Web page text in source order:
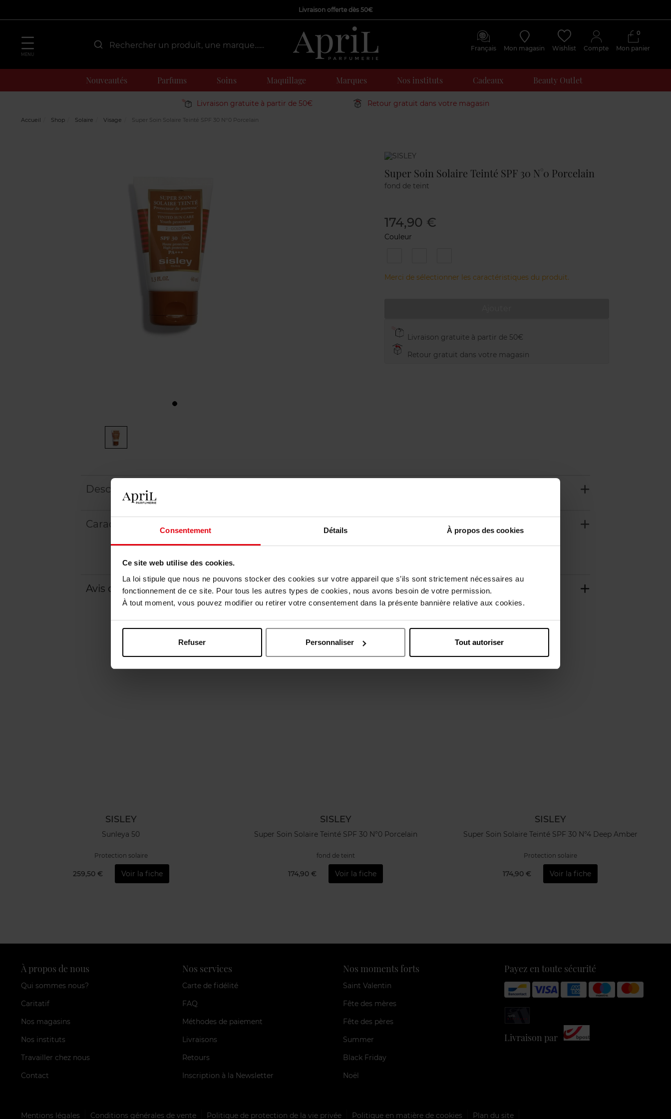
Consentement Détails À propos des cookies
Ce site web utilise des cookies.
La loi stipule que nous ne pouvons stocker des cookies sur votre appareil que s’ils sont strictement nécessaires au
fonctionnement de ce site. Pour tous les autres types de cookies, nous avons besoin de votre permission.
À tout moment, vous pouvez modifier ou retirer votre consentement dans la présente bannière relative aux cookies.
Refuser Personnaliser Tout autoriser
Livraison offerte dès 50€
MENU
Français Mon magasin Wishlist Compte Mon panier
0
Nouveautés Parfums Soins Maquillage Marques Nos instituts Cadeaux Beauty Outlet
Livraison gratuite à partir de 50€ Retour gratuit dans votre magasin
Accueil Shop Solaire Visage Super Soin Solaire Teinté SPF 30 N°0 Porcelain
Marque
Super Soin Solaire Teinté SPF 30 N°0 Porcelain
fond de teint
174,90 €
Couleur
Merci de sélectionner les caractéristiques du produit.
Livraison gratuite à partir de 50€
Retour gratuit dans votre magasin
Description
Caractéristiques
Avis client
Oublié quelque chose ?
SISLEY
Sunleya 50
Protection solaire
259,50 € Voir la fiche
SISLEY
Super Soin Solaire Teinté SPF 30 N°0 Porcelain
fond de teint
174,90 € Voir la fiche
SISLEY
Super Soin Solaire Teinté SPF 30 N°4 Deep Amber
Protection solaire
174,90 € Voir la fiche
À propos de nous
Qui sommes nous?
Caritatif
Nos magasins
Nos instituts
Travailler chez nous
Contact
Nos services
Carte de fidélité
FAQ
Méthodes de paiement
Livraisons
Retours
Inscription à la Newsletter
Nos moments forts
Saint Valentin
Fête des mères
Fête des pères
Summer
Black Friday
Noël
Payez en toute sécurité
Livraison par
Mentions légales Conditions générales de vente Politique de protection de la vie privée Politique en matière de cookies Plan du site